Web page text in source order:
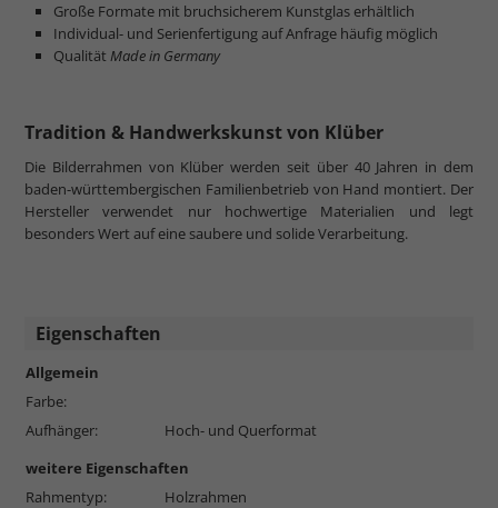
Große Formate mit bruchsicherem Kunstglas erhältlich
Individual- und Serienfertigung auf Anfrage häufig möglich
Qualität Made in Germany
Tradition & Handwerkskunst von Klüber
Die Bilderrahmen von Klüber werden seit über 40 Jahren in dem
baden-württembergischen Familienbetrieb von Hand montiert. Der
Hersteller verwendet nur hochwertige Materialien und legt
besonders Wert auf eine saubere und solide Verarbeitung.
Eigenschaften
Allgemein
Farbe:
Aufhänger:
Hoch- und Querformat
weitere Eigenschaften
Rahmentyp:
Holzrahmen